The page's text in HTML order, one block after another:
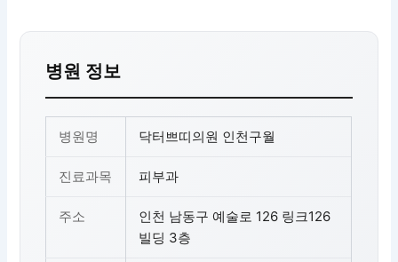
병원 정보
병원명 닥터쁘띠의원 인천구월
진료과목 피부과
주소
인천 남동구 예술로 126 링크126
빌딩 3층